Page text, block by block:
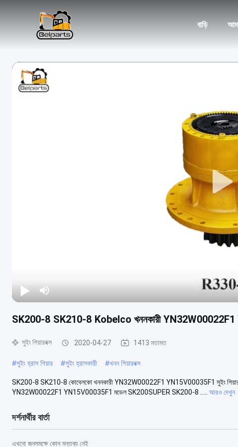
বাড়ি
SK200-8 SK210-8 Kobelco খননকারী YN32W00022F1
সুইং গিয়ারবক্স 2020-04-27 1413 মতামত
#সুইং হ্রাস গিয়ার #সুইং হ্রাসকারী #খনন গিয়ারবক্স
SK200-8 SK210-8 কোবেলকো খননকারী YN32W00022F1 YN15V00035F1 সুইং গিয়ারবক্স
YN32W00022F1 YN15V00035F1 মডেল SK200SUPER SK200-8 .....
আরও দেখুন
দর্শনার্থীর বার্তা
এখনো জনসমক্ষে কোন মন্তব্য নেই